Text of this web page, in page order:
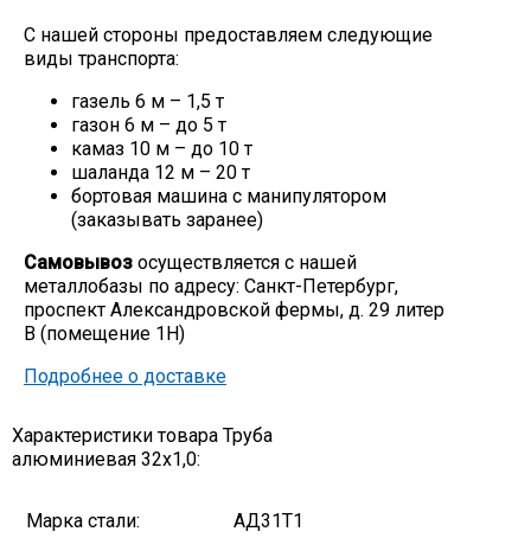
С нашей стороны предоставляем следующие
виды транспорта:
газель 6 м – 1,5 т
газон 6 м – до 5 т
камаз 10 м – до 10 т
шаланда 12 м – 20 т
бортовая машина с манипулятором
(заказывать заранее)
Самовывоз осуществляется с нашей
металлобазы по адресу: Санкт-Петербург,
проспект Александровской фермы, д. 29 литер
В (помещение 1Н)
Подробнее о доставке
Характеристики товара Труба
алюминиевая 32х1,0:
Марка стали: АД31Т1